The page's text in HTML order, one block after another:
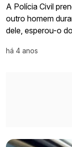
A Polícia Civil
outro homem
dele, esperou-o
há 4 anos